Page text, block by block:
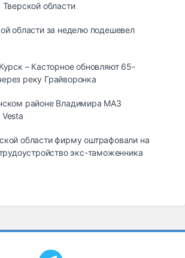
области
области за неделю подешевел
– Касторное обновляют 65-
реку Грайворонка
районе Владимира МАЗ
области фирму оштрафовали на
экс-таможенника